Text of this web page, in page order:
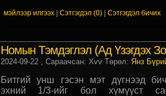
мэйлээр илгээх Сэтгэгдэл (0)| Сэтгэгдэл бичих
Номын Тэмдэглэл (Ад Үзэгдэх
2024-09-22, Сараачсан: Xvv Төрөл: Янз
Битгий унш гэсэн мэт дүгнээд
эхний 1/3-ийг бол хүмүүст